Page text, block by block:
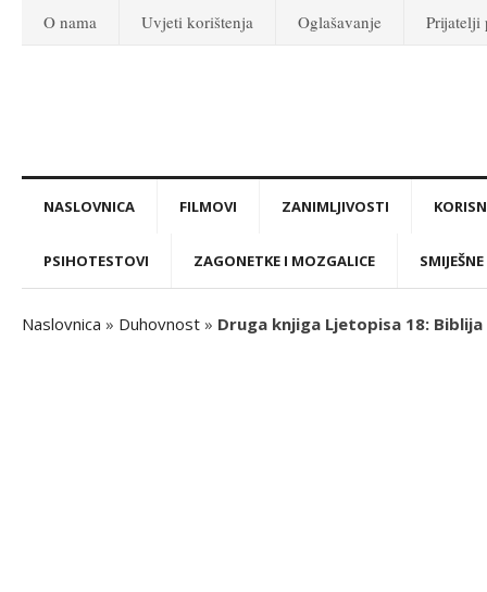
O nama Uvjeti korištenja Oglašavanje Prijatelji
NASLOVNICA FILMOVI ZANIMLJIVOSTI
PSIHOTESTOVI ZAGONETKE I MOZGALICE
Naslovnica » Duhovnost » Druga knjiga Ljetopisa 18: